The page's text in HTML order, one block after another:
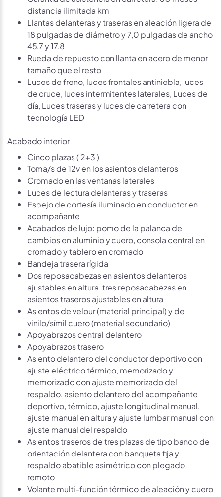
distancia ilimitada km
Llantas delanteras y traseras en aleación ligera de
18 pulgadas de diámetro y 7,0 pulgadas de ancho
45,7 y 17,8
Rueda de repuesto con llanta en acero de menor
tamaño que el resto
Luces de freno, luces frontales antiniebla, luces
de cruce, luces intermitentes laterales, Luces de
día, Luces traseras y luces de carretera con
tecnología LED
Acabado interior
Cinco plazas ( 2+3 )
Toma/s de 12v en los asientos delanteros
Cromado en las ventanas laterales
Luces de lectura delanteras y traseras
Espejo de cortesía iluminado en conductor en
acompañante
Acabados de lujo: pomo de la palanca de
cambios en aluminio y cuero, consola central en
cromado y tablero en cromado
Bandeja trasera rígida
Dos reposacabezas en asientos delanteros
ajustables en altura, tres reposacabezas en
asientos traseros ajustables en altura
Asientos de velour (material principal) y de
vinilo/símil cuero (material secundario)
Apoyabrazos central delantero
Apoyabrazos trasero
Asiento delantero del conductor deportivo con
ajuste eléctrico térmico, memorizado y
memorizado con ajuste memorizado del
respaldo, asiento delantero del acompañante
deportivo, térmico, ajuste longitudinal manual,
ajuste manual en altura y ajuste lumbar manual con
ajuste manual del respaldo
Asientos traseros de tres plazas de tipo banco de
orientación delantera con banqueta fija y
respaldo abatible asimétrico con plegado
remoto
Volante multi-función térmico de aleación y cuero